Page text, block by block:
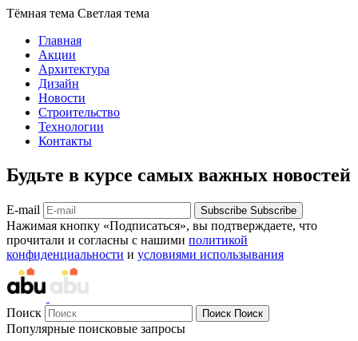
Тёмная тема Светлая тема
Главная
Акции
Архитектура
Дизайн
Новости
Строительство
Технологии
Контакты
Будьте в курсе самых важных новостей
E-mail Subscribe Subscribe
Нажимая кнопку «Подписаться», вы подтверждаете, что
прочитали и согласны с нашими политикой
конфиденциальности и условиями использывания
Поиск Поиск Поиск
Популярные поисковые запросы